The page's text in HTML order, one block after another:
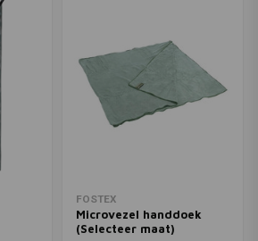
FOSTEX
Microvezel handdoek
(Selecteer maat)